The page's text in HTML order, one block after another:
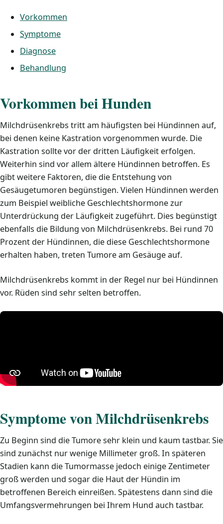
Vorkommen
Symptome
Diagnose
Behandlung
Vorkommen bei Hunden
Milchdrüsenkrebs tritt am häufigsten bei Hündinnen auf,
bei denen keine Kastration vorgenommen wurde. Die
Kastration sollte vor der dritten Läufigkeit erfolgen.
Weiterhin sind vor allem ältere Hündinnen betroffen. Es
gibt weitere Faktoren, die die Entstehung von
Gesäugetumoren begünstigen. Vielen Hündinnen werden
zum Beispiel weibliche Geschlechtshormone zur
Unterdrückung der Läufigkeit zugeführt. Dies begünstigt
ebenfalls die Bildung von Milchdrüsenkrebs. Bei rund 70
Prozent der Hündinnen, die diese Geschlechtshormone
erhalten haben, treten Tumore am Gesäuge auf.
Milchdrüsenkrebs kommt in der Regel nur bei Hündinnen
vor. Rüden sind sehr selten betroffen.
Symptome von Milchdrüsenkrebs
Zu Beginn sind die Tumore sehr klein und kaum tastbar. Sie
sind zunächst nur wenige Millimeter groß. In späteren
Stadien kann die Tumormasse jedoch einige Zentimeter
groß werden und sogar die Haut der Hündin im
betroffenen Bereich einreißen. Spätestens dann sind die
Umfangsvermehrungen bei Ihrem Hund auch tastbar.